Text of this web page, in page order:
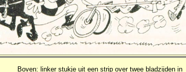
Boven: linker stukje uit een strip over twee bladzijden in